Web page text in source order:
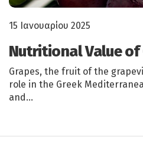
15 Ιανουαρίου 2025
Nutritional Value of
Grapes, the fruit of the
role in the Greek
and…